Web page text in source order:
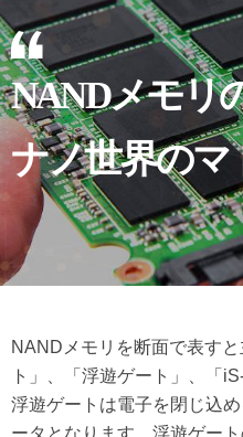
NANDメモリ
ナノ世界のマ
NANDメモリを断面で表す
ト」、「浮遊ゲート」、「
浮遊ゲートは電子を閉じ込
ータとなります。浮遊ゲー